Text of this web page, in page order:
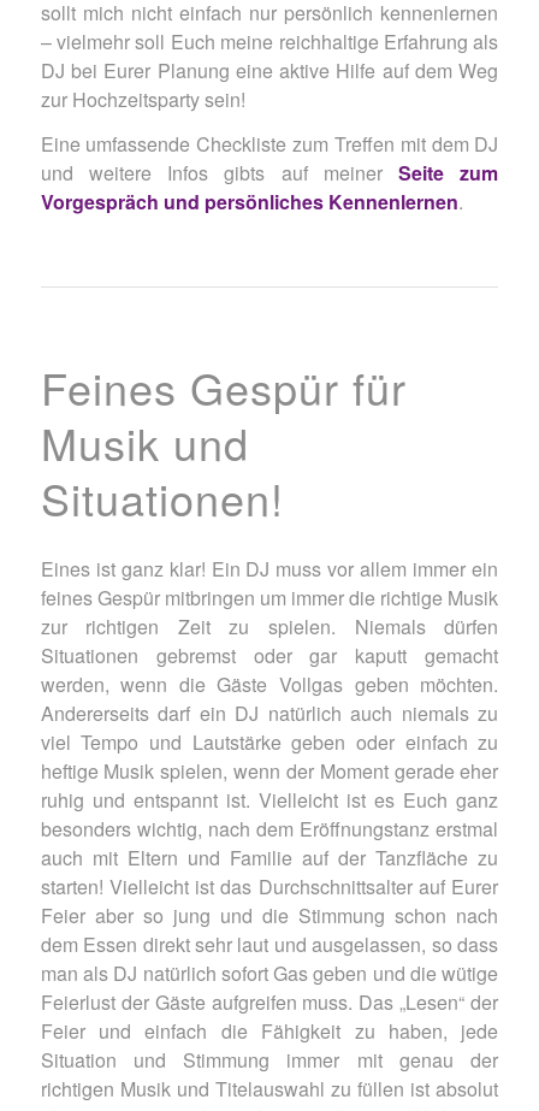
sollt mich nicht einfach nur persönlich kennenlernen
– vielmehr soll Euch meine reichhaltige Erfahrung als
DJ bei Eurer Planung eine aktive Hilfe auf dem Weg
zur Hochzeitsparty sein!
Eine umfassende Checkliste zum Treffen mit dem DJ
und weitere Infos gibts auf meinerSeite zum
Vorgespräch und persönliches Kennenlernen.
Feines Gespür für
Musik und
Situationen!
Eines ist ganz klar! Ein DJ muss vor allem immer ein
feines Gespür mitbringen um immer die richtige Musik
zur richtigen Zeit zu spielen. Niemals dürfen
Situationen gebremst oder gar kaputt gemacht
werden, wenn die Gäste Vollgas geben möchten.
Andererseits darf ein DJ natürlich auch niemals zu
viel Tempo und Lautstärke geben oder einfach zu
heftige Musik spielen, wenn der Moment gerade eher
ruhig und entspannt ist. Vielleicht ist es Euch ganz
besonders wichtig, nach dem Eröffnungstanz erstmal
auch mit Eltern und Familie auf der Tanzfläche zu
starten! Vielleicht ist das Durchschnittsalter auf Eurer
Feier aber so jung und die Stimmung schon nach
dem Essen direkt sehr laut und ausgelassen, so dass
man als DJ natürlich sofort Gas geben und die wütige
Feierlust der Gäste aufgreifen muss. Das „Lesen“ der
Feier und einfach die Fähigkeit zu haben, jede
Situation und Stimmung immer mit genau der
richtigen Musik und Titelauswahl zu füllen ist absolut